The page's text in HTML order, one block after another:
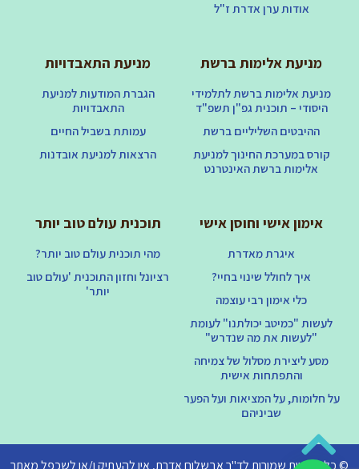
אודות ערן אדרת ז"ל
מניעת אלימות ברשת
מניעת אלימות ברשת לתלמידי
היסודי – תוכנית גפ"ן תשפ"ד
ההיבטים השליליים ברשת
קורס במערכת החינוך למניעת
אלימות ברשת האינטרנט
מניעת התאבדויות
הגברת המודעות למניעת
התאבדויות
עמותת בשביל החיים
הרצאות למניעת אובדנות
אימון אישי וחוסן אישי
איגרת מאדרת
איך לחולל שינוי בחיי?
כלי אימון רבי עוצמה
לעשות "כמיטב יכולתנו" לעומת
"לעשות את מה שנדרש"
מסע ליצירת מסלול של צמיחה
והתפתחות אישית
על חלומות, על המציאות ועל הפער
שביניהם
תוכנית עולם טוב יותר
מהי תוכנית עולם טוב יותר?
רציונל וחזון התוכנית 'עולם טוב
יותר'
© כל הזכויות שמורות לד"ר אבשלום אדרת, אין להעתיק ו/או לשכפל מאתר